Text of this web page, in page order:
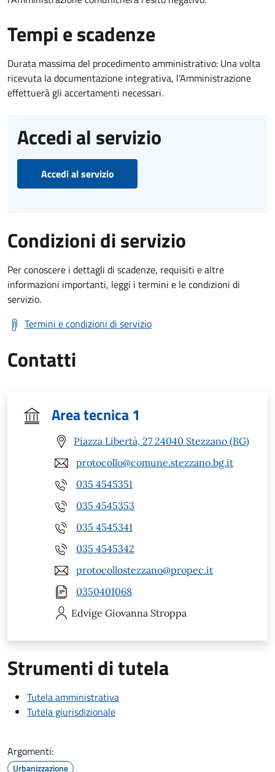
Tempi e scadenze
Durata massima del procedimento amministrativo: Una volta
ricevuta la documentazione integrativa, l'Amministrazione
effettuerà gli accertamenti necessari.
Accedi al servizio
Accedi al servizio
Condizioni di servizio
Per conoscere i dettagli di scadenze, requisiti e altre
informazioni importanti, leggi i termini e le condizioni di
servizio.
Termini e condizioni di servizio
Contatti
Area tecnica 1
Piazza Libertà, 27 24040 Stezzano (BG)
protocollo@comune.stezzano.bg.it
035 4545351
035 4545353
035 4545341
035 4545342
protocollostezzano@propec.it
0350401068
Edvige Giovanna Stroppa
Strumenti di tutela
Tutela amministrativa
Tutela giurisdizionale
Argomenti:
Urbanizzazione